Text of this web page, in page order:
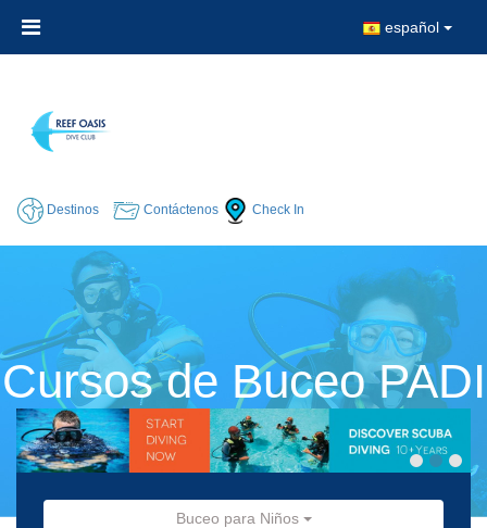
español
Destinos Contáctenos Check In
Cursos de Buceo PADI
Buceo para Niños